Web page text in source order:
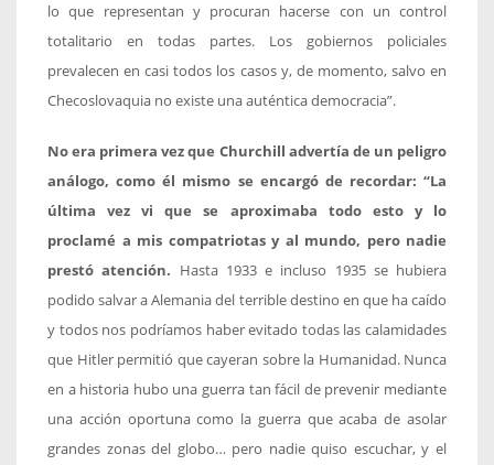
lo que representan y procuran hacerse con un control
totalitario en todas partes. Los gobiernos policiales
prevalecen en casi todos los casos y, de momento, salvo en
Checoslovaquia no existe una auténtica democracia”.
No era primera vez que Churchill advertía de un peligro
análogo, como él mismo se encargó de recordar: “La
última vez vi que se aproximaba todo esto y lo
proclamé a mis compatriotas y al mundo, pero nadie
prestó atención. Hasta 1933 e incluso 1935 se hubiera
podido salvar a Alemania del terrible destino en que ha caído
y todos nos podríamos haber evitado todas las calamidades
que Hitler permitió que cayeran sobre la Humanidad. Nunca
en a historia hubo una guerra tan fácil de prevenir mediante
una acción oportuna como la guerra que acaba de asolar
grandes zonas del globo… pero nadie quiso escuchar, y el